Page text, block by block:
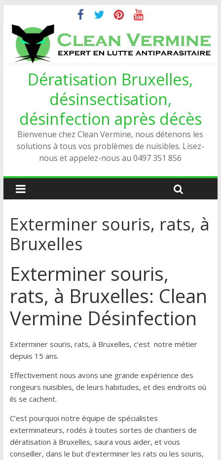
Dératisation Bruxelles,
désinsectisation,
désinfection après décès
Bienvenue chez Clean Vermine, nous détenons les
solutions à tous vos problèmes de nuisibles. Lisez-
nous et appelez-nous au 0497 351 856
Exterminer souris, rats, à
Bruxelles
Exterminer souris,
rats, à Bruxelles: Clean
Vermine Désinfection
Exterminer souris, rats, à Bruxelles, c’est notre métier
depuis 15 ans.
Effectivement nous avons une grande expérience des
rongeurs nuisibles, de leurs habitudes, et des endroits où
ils se cachent.
C’est pourquoi notre équipe de spécialistes
exterminateurs, rodés à toutes sortes de chantiers de
dératisation à Bruxelles, saura vous aider, et vous
conseiller, dans le but d’exterminer les rats ou les souris,